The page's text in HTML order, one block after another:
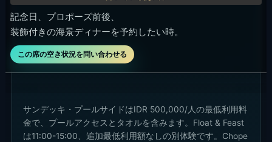
記念日、プロポーズ前後、
装飾付きの海景ディナーを予約したい時。
この席の空き状況を問い合わせる
サンデッキ・プールサイドはIDR 500,000/人の最低利用料
金で、プールアクセスとタオルを含みます。Float & Feast
は11:00-15:00、追加最低利用額なしの別体験です。Chope